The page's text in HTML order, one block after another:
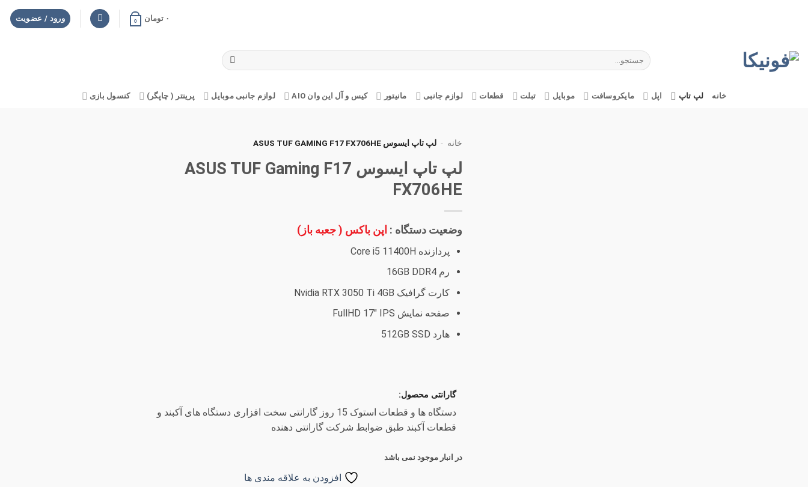
۰ تومان 0 ورود / عضویت
جستجو
برای:
خانه لپ تاپ اپل مایکروسافت موبایل تبلت قطعات لوازم جانبی مانیتور کیس و آل این وان AIO لوازم جانبی موبایل پرینتر ( چاپگر) کنسول بازی
خانه - لپ تاپ ایسوس ASUS TUF GAMING F17 FX706HE
لپ تاپ ایسوس ASUS TUF Gaming F17
FX706HE
وضعیت دستگاه : اپن باکس ( جعبه باز)
پردازنده Core i5 11400H
رم 16GB DDR4
کارت گرافیک Nvidia RTX 3050 Ti 4GB
صفحه نمایش FullHD 17″ IPS
هارد 512GB SSD
گارانتی محصول:
دستگاه ها و قطعات استوک 15 روز گارانتی سخت افزاری دستگاه های آکبند و
قطعات آکبند طبق ضوابط شرکت گارانتی دهنده
در انبار موجود نمی باشد
افزودن به علاقه مندی ها